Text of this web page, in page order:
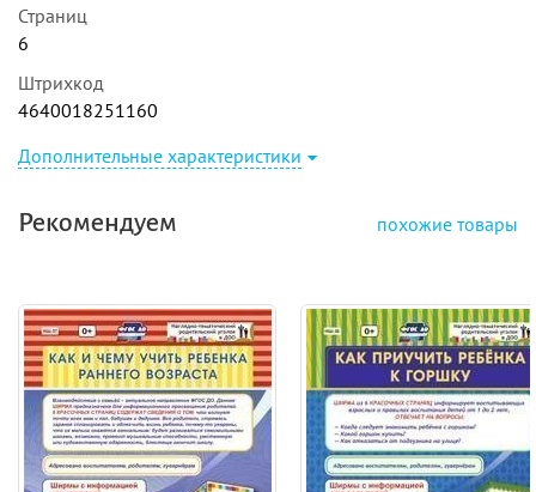
Страниц
6
Штрихкод
4640018251160
Дополнительные характеристики
Рекомендуем похожие товары